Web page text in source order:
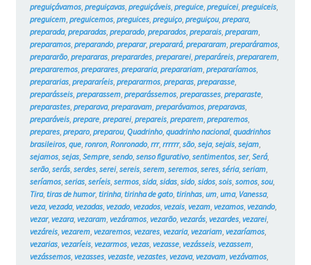
preguiçávamos, preguiçavas, preguiçáveis, preguice, preguicei, preguiceis,
preguicem, preguicemos, preguices, preguiço, preguiçou, prepara,
preparada, preparadas, preparado, preparados, preparais, preparam,
preparamos, preparando, preparar, preparará, prepararam, preparáramos,
prepararão, prepararas, preparardes, prepararei, preparáreis, prepararem,
prepararemos, preparares, prepararia, preparariam, prepararíamos,
prepararias, prepararíeis, prepararmos, preparas, preparasse,
preparásseis, preparassem, preparássemos, preparasses, preparaste,
preparastes, preparava, preparavam, preparávamos, preparavas,
preparáveis, prepare, preparei, prepareis, preparem, preparemos,
prepares, preparo, preparou, Quadrinho, quadrinho nacional, quadrinhos
brasileiros, que, ronron, Ronronado, rrr, rrrrrr, são, seja, sejais, sejam,
sejamos, sejas, Sempre, sendo, senso figurativo, sentimentos, ser, Será,
serão, serás, serdes, serei, sereis, serem, seremos, seres, séria, seriam,
seríamos, serias, seríeis, sermos, sida, sidas, sido, sidos, sois, somos, sou,
Tira, tiras de humor, tirinha, tirinha de gato, tirinhas, um, uma, Vanessa,
veza, vezada, vezadas, vezado, vezados, vezais, vezam, vezamos, vezando,
vezar, vezara, vezaram, vezáramos, vezarão, vezarás, vezardes, vezarei,
vezáreis, vezarem, vezaremos, vezares, vezaria, vezariam, vezaríamos,
vezarias, vezaríeis, vezarmos, vezas, vezasse, vezásseis, vezassem,
vezássemos, vezasses, vezaste, vezastes, vezava, vezavam, vezávamos,